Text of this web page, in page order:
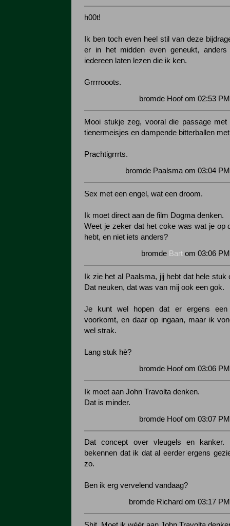
h00t!
Ik ben toch even heel stil van deze
er in het midden even geneukt,
iedereen laten lezen die ik ken.
Grrrrooots.
bromde Hoof om 02:53
Mooi stukje zeg, vooral die passage met
tienermeisjes en dampende bitterballen
Prachtigrrrts.
bromde Paalsma om 03:04
Sex met een engel, wat een droom.
Ik moet direct aan de film Dogma denken.
Weet je zeker dat het coke was wat je op
hebt, en niet iets anders?
bromde Bart om 03:06
Ik zie het al Paalsma, jij hebt dat hele stuk
Dat neuken, dat was van mij ook een gok.
Je kunt wel hopen dat er ergens
voorkomt, en daar op ingaan, maar ik
wel strak.
Lang stuk hè?
bromde Hoof om 03:06
Ik moet aan John Travolta denken.
Dat is minder.
bromde Hoof om 03:07
Dat concept over vleugels en kanker.
bekennen dat ik dat al eerder ergens
zo.
Ben ik erg vervelend vandaag?
bromde Richard om 03:17